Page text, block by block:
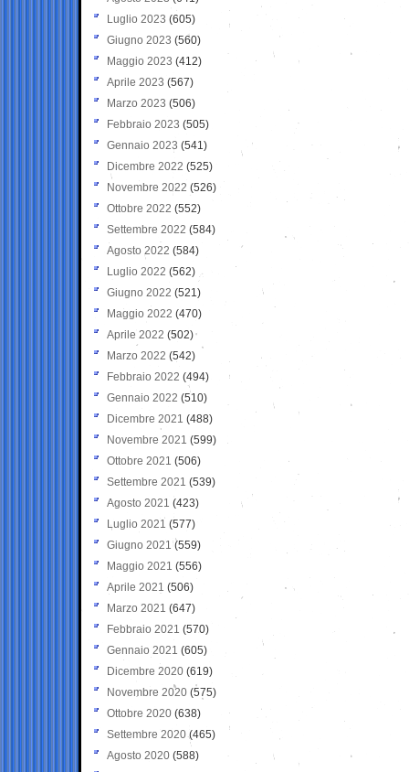
Luglio 2023 (605)
Giugno 2023 (560)
Maggio 2023 (412)
Aprile 2023 (567)
Marzo 2023 (506)
Febbraio 2023 (505)
Gennaio 2023 (541)
Dicembre 2022 (525)
Novembre 2022 (526)
Ottobre 2022 (552)
Settembre 2022 (584)
Agosto 2022 (584)
Luglio 2022 (562)
Giugno 2022 (521)
Maggio 2022 (470)
Aprile 2022 (502)
Marzo 2022 (542)
Febbraio 2022 (494)
Gennaio 2022 (510)
Dicembre 2021 (488)
Novembre 2021 (599)
Ottobre 2021 (506)
Settembre 2021 (539)
Agosto 2021 (423)
Luglio 2021 (577)
Giugno 2021(559)
Maggio 2021 (556)
Aprile 2021 (506)
Marzo 2021 (647)
Febbraio 2021 (570)
Gennaio 2021 (605)
Dicembre 2020 (619)
Novembre 2020 (575)
Ottobre 2020 (638)
Settembre 2020(465)
Agosto 2020 (588)